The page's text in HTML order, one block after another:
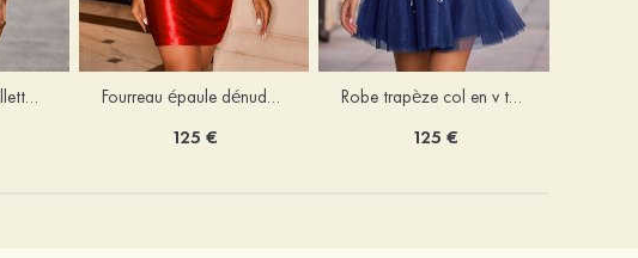
Fourreau carrée paillettes courte/mini robe de fête de la rentrée Fourreau épaule dénudée soie comme du satin courte/mini robe de fête de la rentrée
125 €
Robe trapèze col en v tulle courte/mini robe de fête de la rentrée avec poches paillettes
125 €